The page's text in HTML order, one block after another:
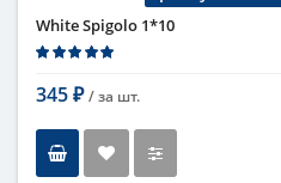
White Spigolo 1*10
345 ₽ / за шт.